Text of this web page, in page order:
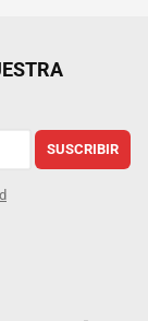
SUSCRIBIR